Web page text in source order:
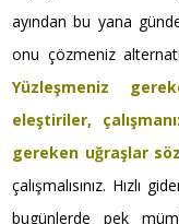
ayından bu yana
onu çözmeniz
Yüzleşmeniz
eleştiriler,
gereken uğraşlar
çalışmalısınız. Hızlı
bugünlerde pek